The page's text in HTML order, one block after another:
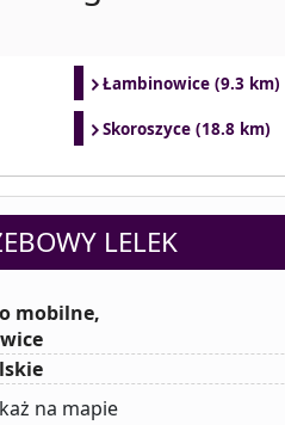
Łambinowice (9.3 km)
Skoroszyce (18.8 km)
LELEK
mobilne,
na mapie